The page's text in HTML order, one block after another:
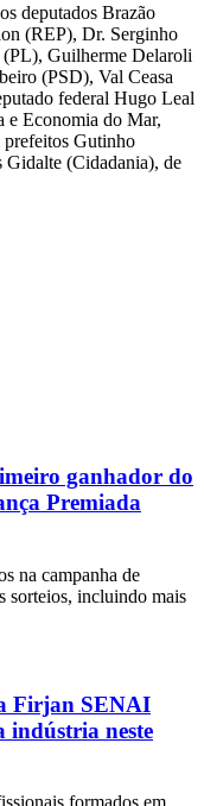
deputados Brazão
(REP), Dr. Serginho
Guilherme Delaroli
(PSD), Val Ceasa
federal Hugo Leal
e Economia do Mar,
prefeitos Gutinho
Gidalte (Cidadania), de
ganhador do
Premiada
na campanha de
sorteios, incluindo mais
Firjan SENAI
indústria neste